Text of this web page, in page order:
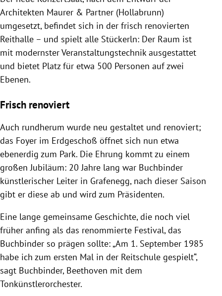
Architekten Maurer & Partner (Hollabrunn)
umgesetzt, befindet sich in der frisch renovierten
Reithalle – und spielt alle Stückerln: Der Raum ist
mit modernster Veranstaltungstechnik ausgestattet
und bietet Platz für etwa 500 Personen auf zwei
Ebenen.
Frisch renoviert
Auch rundherum wurde neu gestaltet und renoviert;
das Foyer im Erdgeschoß öffnet sich nun etwa
ebenerdig zum Park. Die Ehrung kommt zu einem
großen Jubiläum: 20 Jahre lang war Buchbinder
künstlerischer Leiter in Grafenegg, nach dieser Saison
gibt er diese ab und wird zum Präsidenten.
Eine lange gemeinsame Geschichte, die noch viel
früher anfing als das renommierte Festival, das
Buchbinder so prägen sollte: „Am 1. September 1985
habe ich zum ersten Mal in der Reitschule gespielt“,
sagt Buchbinder, Beethoven mit dem
Tonkünstlerorchester.